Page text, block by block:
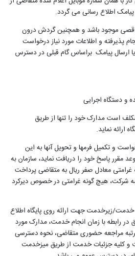
اطلاع رسانی می گردد.
موجود باشد و همچنین گردش درون
پذیرفته و اطلاعات مورد نیاز درخواست
یا ارسال پیامک براساس گام قبلی در دسترس
و دستگاه اجرایی
است مدارک خود را تنها از طریق
ارائه نماید.
و تکمیل فرم­ها و تحویل آنها به این
مقرر پاسخ خود را دریافت نماید، سازمان به
غرامتی معادل صفر ریال به متقاضی پرداخت
شرکت، هیچ گونه غرامتی در خصوص دیرکرد
خدمت/زیرخدمت جهت ارائه روی پایگاه اطلاع
رابطه با زمان انجام خدمت، مدارک مورد
مرتبه مراجعه حضوری متقاضی، نحوه دسترسی
و کلیه جزئیات خدمت از طریق میزخدمت